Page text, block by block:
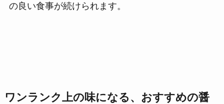
の良い食事が続けられます。
ワンランク上の味になる、おすすめの醤